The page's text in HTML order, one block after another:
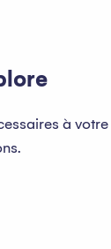
à votre